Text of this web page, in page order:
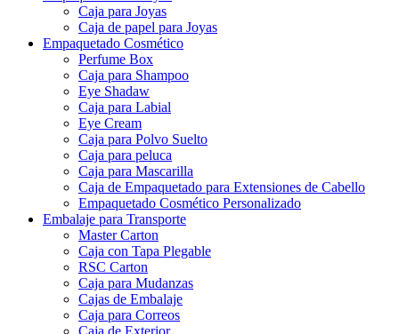
Caja para Joyas
Caja de papel para Joyas
Empaquetado Cosmético
Perfume Box
Caja para Shampoo
Eye Shadaw
Caja para Labial
Eye Cream
Caja para Polvo Suelto
Caja para peluca
Caja para Mascarilla
Caja de Empaquetado para Extensiones de Cabello
Empaquetado Cosmético Personalizado
Embalaje para Transporte
Master Carton
Caja con Tapa Plegable
RSC Carton
Caja para Mudanzas
Cajas de Embalaje
Caja para Correos
Caja de Exterior